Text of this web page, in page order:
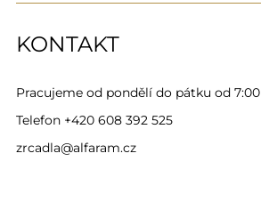
KONTAKT
Pracujeme od pondělí do pátku od 7:00
Telefon +420 608 392 525
zrcadla@alfaram.cz